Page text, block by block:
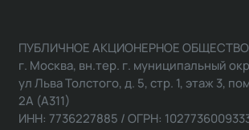
ПУБЛИЧНОЕ АКЦИОНЕРНОЕ
г. Москва, вн.тер. г. муниципальный
ул Льва Толстого, д. 5, стр. 1, этаж 3,
2А (А311)
ИНН: 7736227885 / ОГРН: